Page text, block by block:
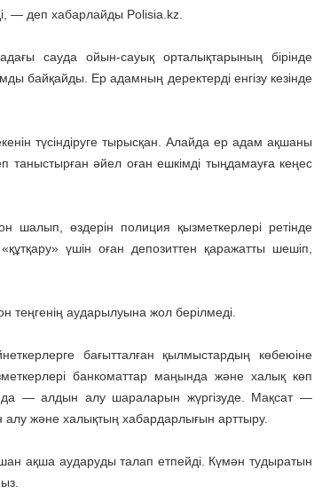
— деп хабарлайды Polisia.kz.
сауда ойын-сауық орталықтарының бірінде
байқайды. Ер адамның деректерді енгізу кезінде
түсіндіруге тырысқан. Алайда ер адам ақшаны
таныстырған әйел оған ешкімді тыңдамауға кеңес
шалып, өздерін полиция қызметкерлері ретінде
үшін оған депозиттен қаражатты шешіп,
теңгенің аударылуына жол берілмеді.
бағытталған қылмыстардың көбеюіне
банкоматтар маңында және халық көп
— алдын алу шараларын жүргізуде. Мақсат —
және халықтың хабардарлығын арттыру.
ақша аударуды талап етпейді. Күмән тудыратын